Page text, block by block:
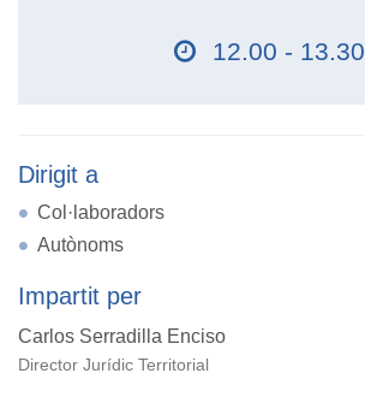
12.00 - 13.30
Dirigit a
Col·laboradors
Autònoms
Impartit per
Carlos Serradilla Enciso
Director Jurídic Territorial